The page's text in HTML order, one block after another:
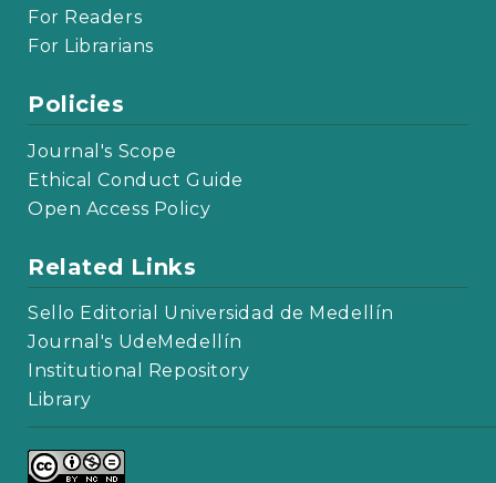
For Readers
For Librarians
Policies
Journal's Scope
Ethical Conduct Guide
Open Access Policy
Related Links
Sello Editorial Universidad de Medellín
Journal's UdeMedellín
Institutional Repository
Library